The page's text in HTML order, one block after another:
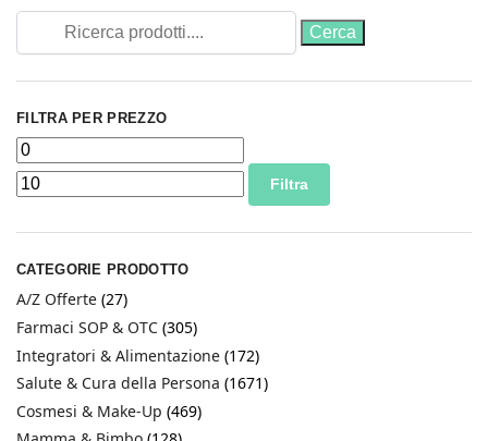
FILTRA PER PREZZO
Filtra
CATEGORIE PRODOTTO
A/Z Offerte (27)
Farmaci SOP & OTC (305)
Integratori & Alimentazione (172)
Salute & Cura della Persona (1671)
Cosmesi & Make-Up (469)